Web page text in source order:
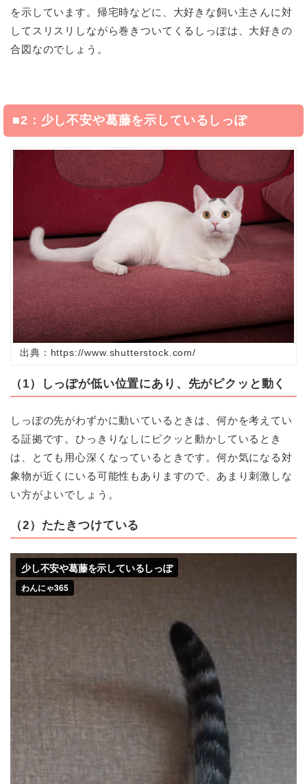
を示しています。帰宅時などに、大好きな飼い主さんに対
してスリスリしながら巻きついてくるしっぽは、大好きの
合図なのでしょう。
■2：少し不安や葛藤を示しているしっぽ
出典：https://www.shutterstock.com/
（1）しっぽが低い位置にあり、先がピクッと動く
しっぽの先がわずかに動いているときは、何かを考えてい
る証拠です。ひっきりなしにピクッと動かしているとき
は、とても用心深くなっているときです。何か気になる対
象物が近くにいる可能性もありますので、あまり刺激しな
い方がよいでしょう。
（2）たたきつけている